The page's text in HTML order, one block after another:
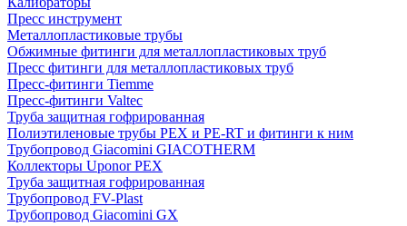
Пресс инструмент
Металлопластиковые трубы
Обжимные фитинги для металлопластиковых труб
Пресс фитинги для металлопластиковых труб
Пресс-фитинги Tiemme
Пресс-фитинги Valtec
Труба защитная гофрированная
Полиэтиленовые трубы PEX и PE-RT и фитинги к ним
Трубопровод Giacomini GIACOTHERM
Коллекторы Uponor PEX
Труба защитная гофрированная
Трубопровод FV-Plast
Трубопровод Giacomini GX